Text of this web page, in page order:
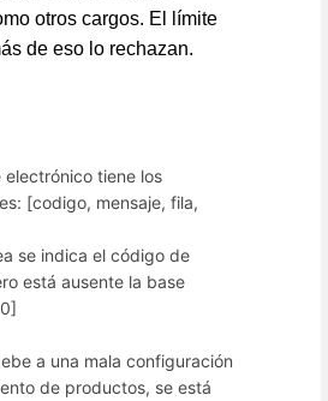
otros cargos. El límite
de eso lo rechazan.
electrónico tiene los
[codigo, mensaje, fila,
se indica el código de
está ausente la base
a una mala configuración
de productos, se está